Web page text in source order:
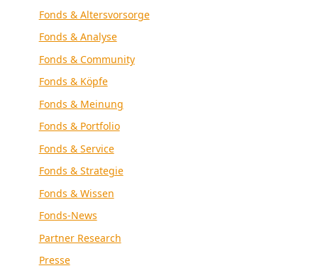
Fonds & Altersvorsorge
Fonds & Analyse
Fonds & Community
Fonds & Köpfe
Fonds & Meinung
Fonds & Portfolio
Fonds & Service
Fonds & Strategie
Fonds & Wissen
Fonds-News
Partner Research
Presse